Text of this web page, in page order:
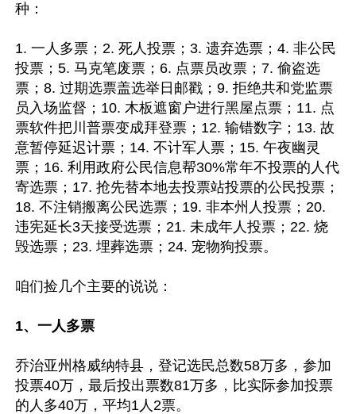
种：
1. 一人多票；2. 死人投票；3. 遗弃选票；4. 非公民
投票；5. 马克笔废票；6. 点票员改票；7. 偷盗选
票；8. 过期选票盖选举日邮戳；9. 拒绝共和党监票
员入场监督；10. 木板遮窗户进行黑屋点票；11. 点
票软件把川普票变成拜登票；12. 输错数字；13. 故
意暂停延迟计票；14. 不计军人票；15. 午夜幽灵
票；16. 利用政府公民信息帮30%常年不投票的人代
寄选票；17. 抢先替本地去投票站投票的公民投票；
18. 不注销搬离公民选票；19. 非本州人投票；20.
违宪延长3天接受选票；21. 未成年人投票；22. 烧
毁选票；23. 埋葬选票；24. 宠物狗投票。
咱们捡几个主要的说说：
1、一人多票
乔治亚州格威纳特县，登记选民总数58万多，参加
投票40万，最后投出票数81万多，比实际参加投票
的人多40万，平均1人2票。